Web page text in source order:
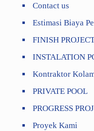
Contact us
Estimasi Biaya
FINISH
INSTALATION
Kontraktor
PRIVATE POOL
PROGRESS
Proyek Kami